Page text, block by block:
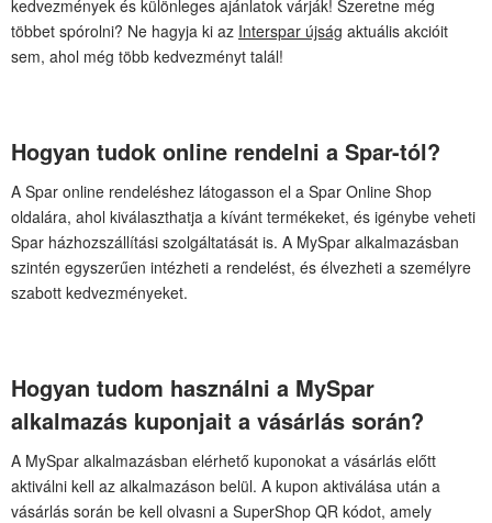
kedvezmények és különleges ajánlatok várják! Szeretne még
többet spórolni? Ne hagyja ki az Interspar újság aktuális akcióit
sem, ahol még több kedvezményt talál!
Hogyan tudok online rendelni a Spar-tól?
A Spar online rendeléshez látogasson el a Spar Online Shop
oldalára, ahol kiválaszthatja a kívánt termékeket, és igénybe veheti
Spar házhozszállítási szolgáltatását is. A MySpar alkalmazásban
szintén egyszerűen intézheti a rendelést, és élvezheti a személyre
szabott kedvezményeket.
Hogyan tudom használni a MySpar
alkalmazás kuponjait a vásárlás során?
A MySpar alkalmazásban elérhető kuponokat a vásárlás előtt
aktiválni kell az alkalmazáson belül. A kupon aktiválása után a
vásárlás során be kell olvasni a SuperShop QR kódot, amely